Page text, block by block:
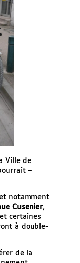
Ville de
–
notamment
Cusenier,
certaines
à double-
de la